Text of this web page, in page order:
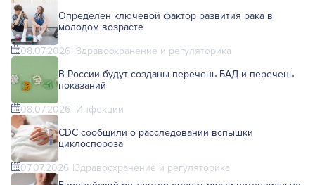
Определен ключевой фактор развития рака в
молодом возрасте
08.07.2026 Здравоохранение и регуляторика
В России будут созданы перечень БАД и перечень
показаний
08.07.2026 Инфекции
CDC сообщили о расследовании вспышки
циклоспороза
07.07.2026 Здравоохранение и регуляторика